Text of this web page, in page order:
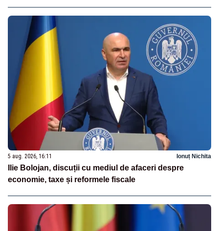
5 aug. 2026, 16:11 Ionuț Nichita
Ilie Bolojan, discuții cu mediul de afaceri despre
economie, taxe și reformele fiscale